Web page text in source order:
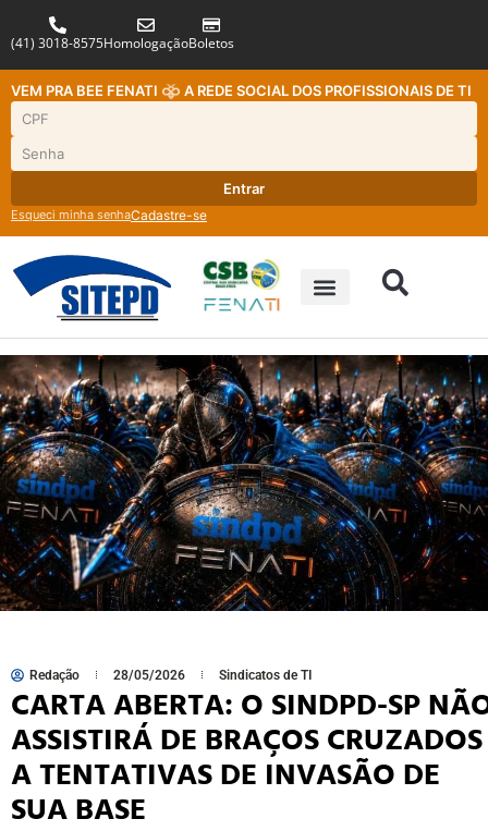
(41) 3018-8575HomologaçãoBoletos
VEM PRA BEE FENATI A REDE SOCIAL DOS PROFISSIONAIS DE TI
Entrar
Esqueci minha senhaCadastre-se
Redação 28/05/2026 Sindicatos de TI
CARTA ABERTA: O SINDPD-SP
ASSISTIRÁ DE BRAÇOS CRUZADOS
A TENTATIVAS DE INVASÃO DE
SUA BASE